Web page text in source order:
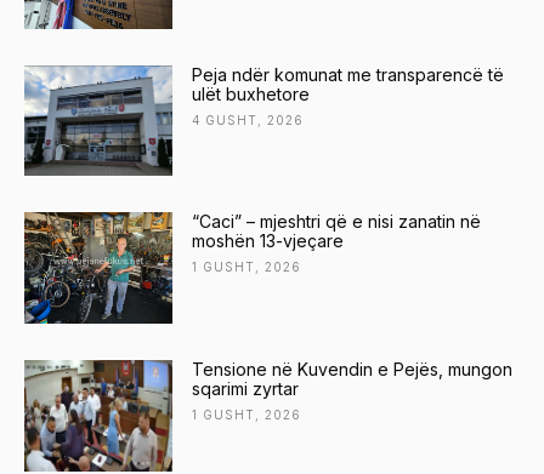
Peja ndër komunat me transparencë të
ulët buxhetore
4 GUSHT, 2026
“Caci” – mjeshtri që e nisi zanatin në
moshën 13-vjeçare
1 GUSHT, 2026
Tensione në Kuvendin e Pejës, mungon
sqarimi zyrtar
1 GUSHT, 2026